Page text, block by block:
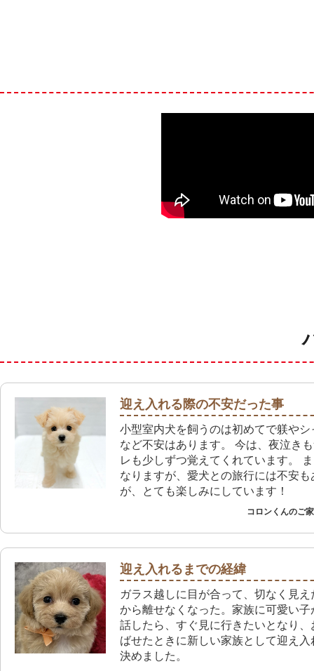
迎え入れる際の不安だった事
小型室内犬を飼うのは初めてで躾やシ
など不安はあります。 今は、夜泣き
レも少しずつ覚えてくれています。
なりますが、愛犬との旅行には不安も
が、とても楽しみにしています！
コロンくんのご
迎え入れるまでの経緯
ガラス越しに目が合って、切なく見え
から離せなくなった。家族に可愛い子
話したら、すぐ見に行きたいとなり、
ばせたときに新しい家族として迎え入
決めました。